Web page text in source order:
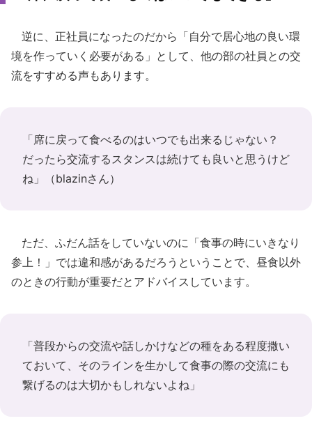
逆に、正社員になったのだから「自分で居心地の良い環
境を作っていく必要がある」として、他の部の社員との交
流をすすめる声もあります。
「席に戻って食べるのはいつでも出来るじゃない？
だったら交流するスタンスは続けても良いと思うけど
ね」（blazinさん）
ただ、ふだん話をしていないのに「食事の時にいきなり
参上！」では違和感があるだろうということで、昼食以外
のときの行動が重要だとアドバイスしています。
「普段からの交流や話しかけなどの種をある程度撒い
ておいて、そのラインを生かして食事の際の交流にも
繋げるのは大切かもしれないよね」